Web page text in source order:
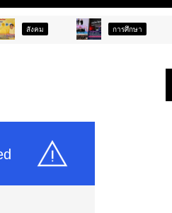
การศึกษา